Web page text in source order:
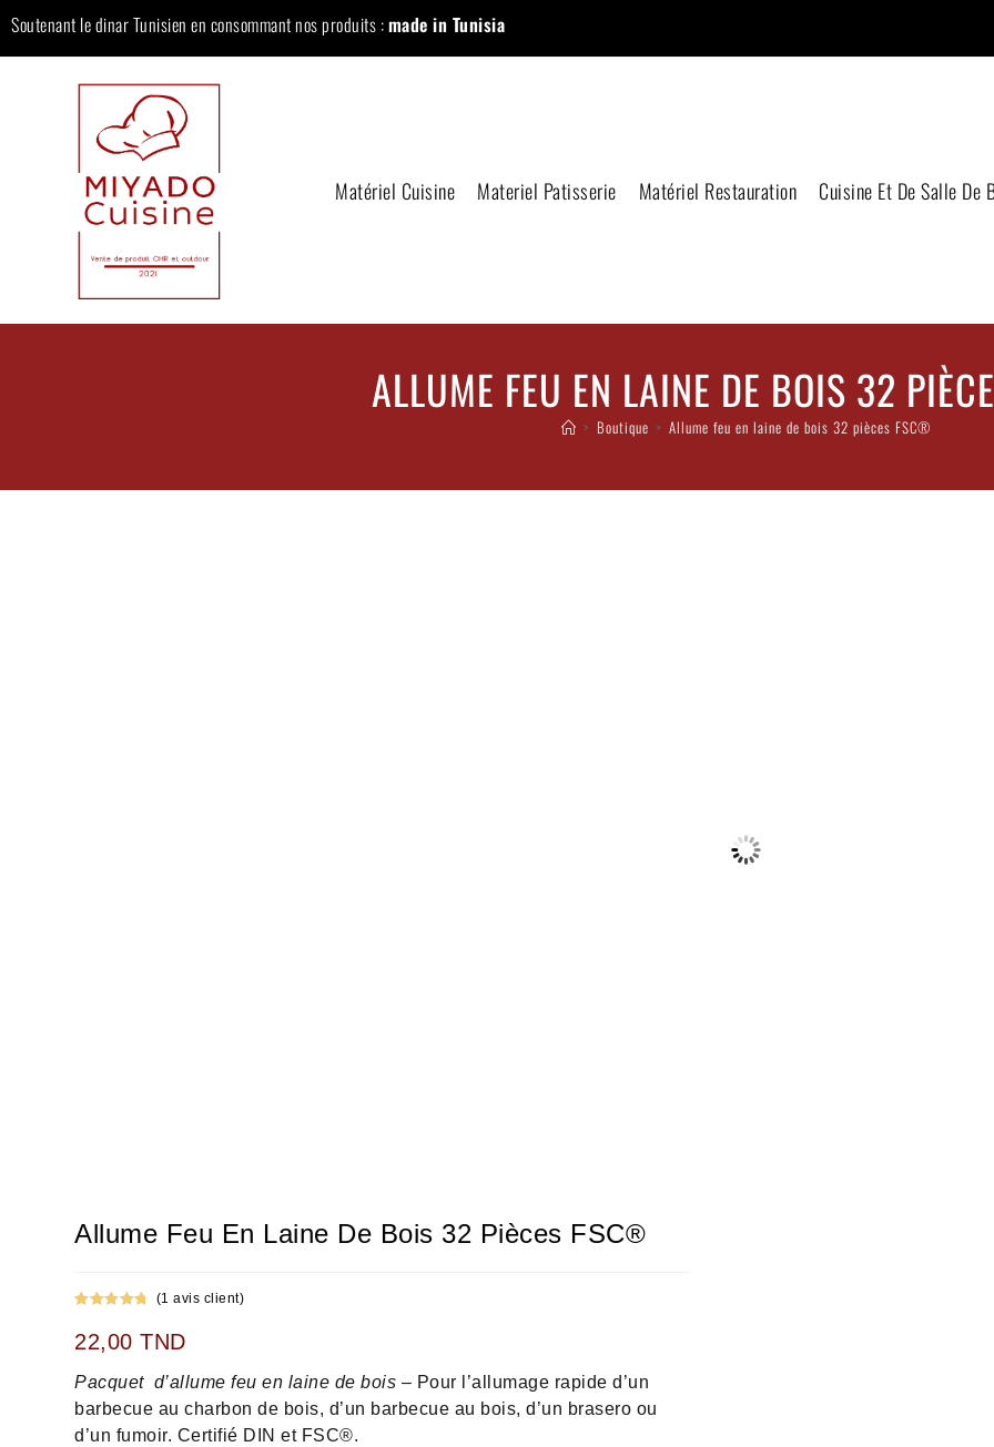
Soutenant le dinar Tunisien en consommant nos produits :made in Tunisia
Matériel Cuisine Materiel Patisserie Matériel Restauration Cuisine Et De Salle De
ALLUME FEU EN LAINE DE BOIS 32
> Boutique > Allume feu en laine de bois 32 pièces FSC®
Allume Feu En Laine De Bois 32 Pièces FSC®
sur 5
notation
client
(1 avis client)
22,00TND
Pacquet d’allume feu en laine de bois – Pour l’allumage rapide d’un
barbecue au charbon de bois, d’un barbecue au bois, d’un brasero ou
d’un fumoir. Certifié DIN et FSC®.